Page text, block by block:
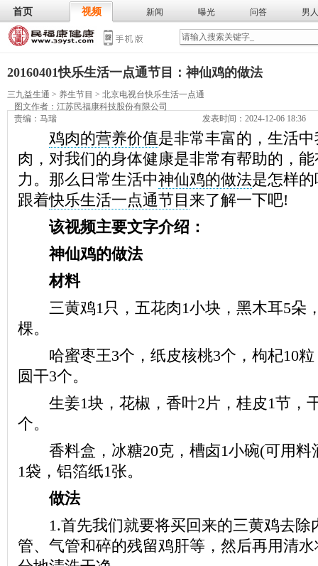
首页 视频 新闻 曝光 问答 男人
武术 气功 膳食 食谱 营养
20160401快乐生活一点通节目：神仙鸡的做法
三九益生通 > 养生节目 > 北京电视台快乐生活一点通
图文作者： 江苏民福康科技股份有限公司
责编：马瑞
发表时间：2024-12-06 18:36
鸡肉的营养价值是非常丰富的，生活
肉，对我们的身体健康是非常有帮助的，
力。那么日常生活中神仙鸡的做法是怎样
跟着快乐生活一点通节目 来了解一下吧!
该视频主要文字介绍：
神仙鸡的做法
材料
三黄鸡1只，五花肉1小块，黑木耳5朵
棵。
哈蜜枣王3个，纸皮核桃3个，枸杞10粒
圆干3个。
生姜1块，花椒，香叶2片，桂皮1节，
个。
香料盒，冰糖20克，槽卤1小碗(可用料
1袋，铝箔纸1张。
做法
1.首先我们就要将买回来的三黄鸡去除
管、气管和碎的残留鸡肝等，然后再用清